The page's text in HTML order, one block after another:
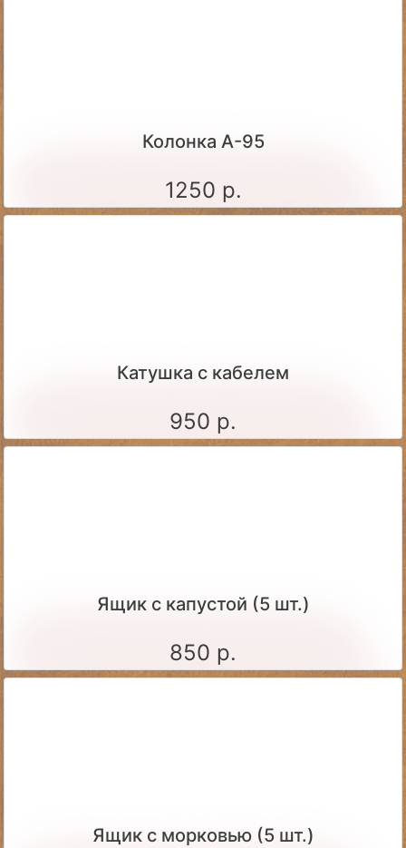
Колонка А-95
1250 р.
Катушка с кабелем
950 р.
Ящик c капустой (5 шт.)
850 р.
Ящик c морковью (5 шт.)